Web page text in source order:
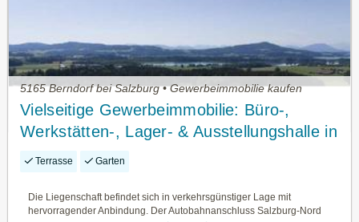
5165 Berndorf bei Salzburg • Gewerbeimmobilie kaufen
Vielseitige Gewerbeimmobilie: Büro-,
Werkstätten-, Lager- & Ausstellungshalle in
OÖ!!
Terrasse Garten
Die Liegenschaft befindet sich in verkehrsgünstiger Lage mit
hervorragender Anbindung. Der Autobahnanschluss Salzburg-Nord